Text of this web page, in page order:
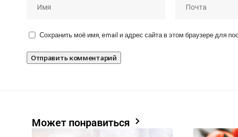
Сохранить моё имя, email и адрес сайта в этом браузере для
Может понравиться